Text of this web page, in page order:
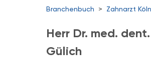
Branchenbuch > Zahnarzt Köln
Herr Dr. med.
Gülich